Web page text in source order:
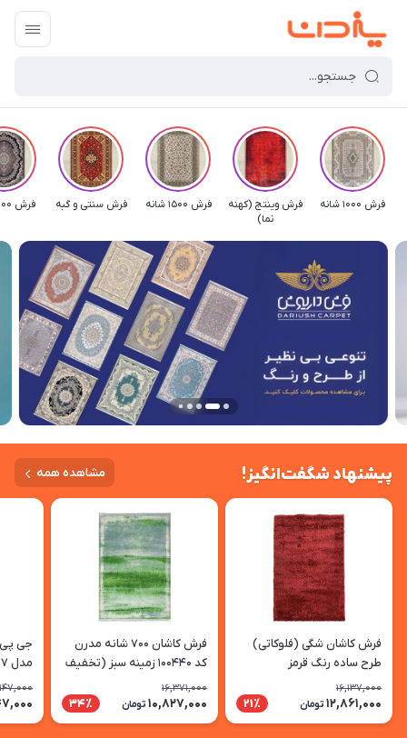
فرش 1000 شانه
فرش وینتج (کهنه
نما)
فرش 1500 شانه فرش سنتی و گبه فرش 700 شانه
پیشنهاد شگفت‌انگیز! مشاهده همه
فرش کاشان شگی (فلوکاتی)
طرح ساده رنگ قرمز
16,137,000
12,861,000 تومان 21٪
فرش کاشان 700 شانه مدرن
کد 100440 زمینه سبز (تخفیف
ویژه)
16,371,000
10,827,000 تومان 34٪
جی
مدل GF-07 (اورجینال)